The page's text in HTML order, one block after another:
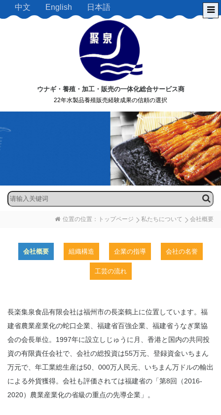
中文 English 日本語
ウナギ・養殖・加工・販売の一体化総合サービス商
22年水製品養殖販売経験成果の信頼の選択
位置の位置： トップページ 私たちについて 会社概要
会社概要 組織構造 企業の指導 会社の名誉
工芸の流れ
長楽集泉食品有限会社は福州市の長楽鶴上に位置しています。福
建省農業産業化の蛇口企業、福建省百強企業、福建省うなぎ業協
会の会長単位。1997年に設立しじゅうに月、香港と国内の共同投
資の有限責任会社で、会社の総投資は55万元、登録資金いちまん
万元で、年工業総生産は50、000万人民元、いちまん万ドルの輸出
による外貨獲得。会社も評価されては福建省の「第8回（2016-
2020）農業産業化の省級の重点の先導企業」。